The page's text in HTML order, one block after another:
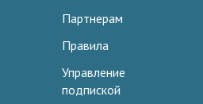
Партнерам
Правила
Управление
подпиской